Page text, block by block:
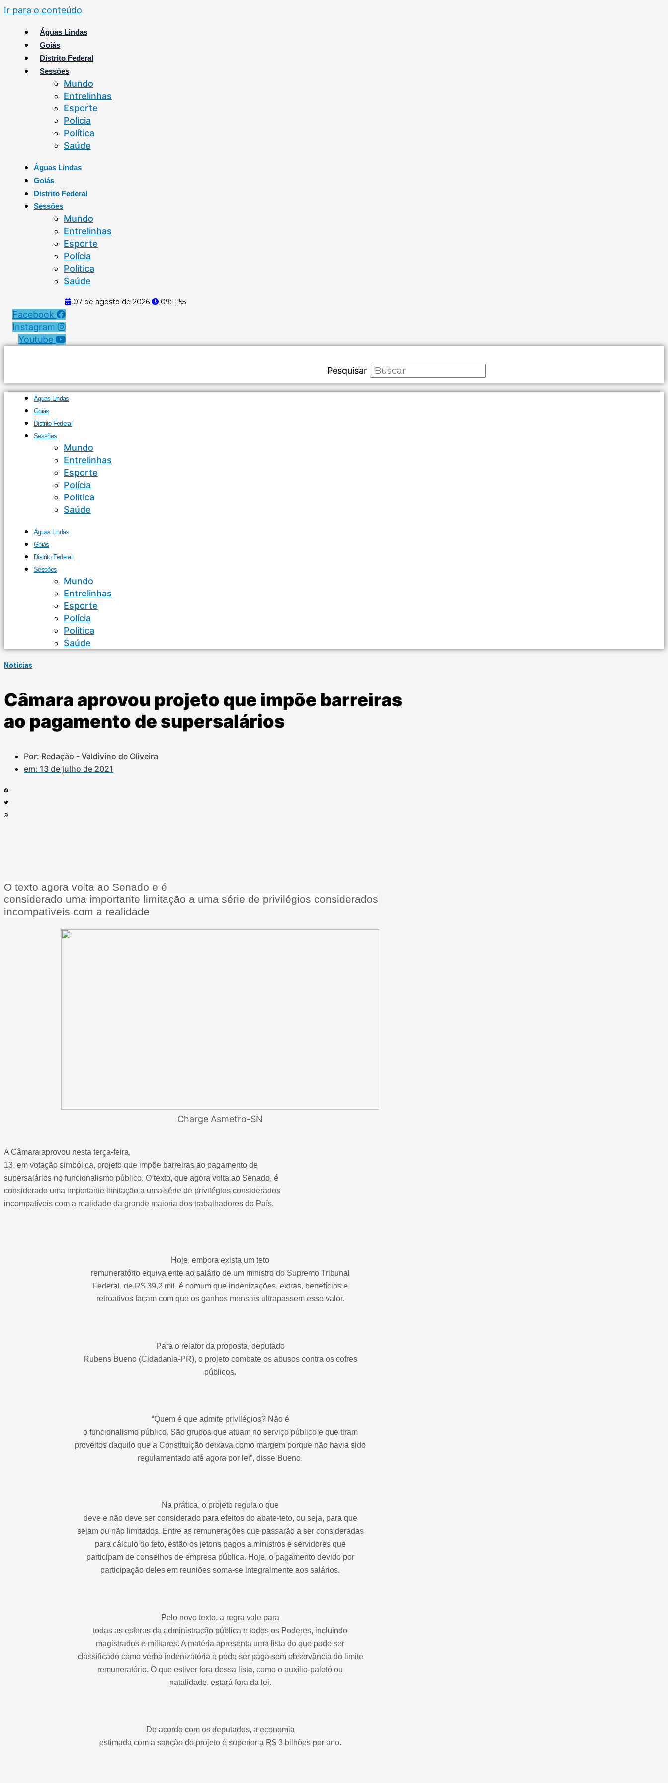
Ir para o conteúdo
Águas Lindas
Goiás
Distrito Federal
Sessões
Mundo
Entrelinhas
Esporte
Polícia
Política
Saúde
Águas Lindas
Goiás
Distrito Federal
Sessões
Mundo
Entrelinhas
Esporte
Polícia
Política
Saúde
07 de agosto de 2026 09:11:55
Facebook
Instagram
Youtube
Pesquisar
Águas Lindas
Goiás
Distrito Federal
Sessões
Mundo
Entrelinhas
Esporte
Polícia
Política
Saúde
Águas Lindas
Goiás
Distrito Federal
Sessões
Mundo
Entrelinhas
Esporte
Polícia
Política
Saúde
Notícias
Câmara aprovou projeto que impõe barreiras
ao pagamento de supersalários
Por: Redação - Valdivino de Oliveira
em: 13 de julho de 2021
O texto agora volta ao Senado e é
considerado uma importante limitação a uma série de privilégios considerados
incompatíveis com a realidade
Charge Asmetro-SN
A Câmara aprovou nesta terça-feira,
13, em votação simbólica, projeto que impõe barreiras ao pagamento de
supersalários no funcionalismo público. O texto, que agora volta ao Senado, é
considerado uma importante limitação a uma série de privilégios considerados
incompatíveis com a realidade da grande maioria dos trabalhadores do País.
Hoje, embora exista um teto
remuneratório equivalente ao salário de um ministro do Supremo Tribunal
Federal, de R$ 39,2 mil, é comum que indenizações, extras, benefícios e
retroativos façam com que os ganhos mensais ultrapassem esse valor.
Para o relator da proposta, deputado
Rubens Bueno (Cidadania-PR), o projeto combate os abusos contra os cofres
públicos.
“Quem é que admite privilégios? Não é
o funcionalismo público. São grupos que atuam no serviço público e que tiram
proveitos daquilo que a Constituição deixava como margem porque não havia sido
regulamentado até agora por lei”, disse Bueno.
Na prática, o projeto regula o que
deve e não deve ser considerado para efeitos do abate-teto, ou seja, para que
sejam ou não limitados. Entre as remunerações que passarão a ser consideradas
para cálculo do teto, estão os jetons pagos a ministros e servidores que
participam de conselhos de empresa pública. Hoje, o pagamento devido por
participação deles em reuniões soma-se integralmente aos salários.
Pelo novo texto, a regra vale para
todas as esferas da administração pública e todos os Poderes, incluindo
magistrados e militares. A matéria apresenta uma lista do que pode ser
classificado como verba indenizatória e pode ser paga sem observância do limite
remuneratório. O que estiver fora dessa lista, como o auxílio-paletó ou
natalidade, estará fora da lei.
De acordo com os deputados, a economia
estimada com a sanção do projeto é superior a R$ 3 bilhões por ano.